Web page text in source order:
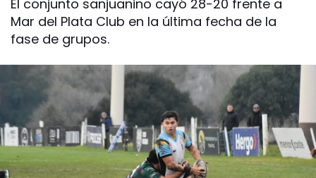
El conjunto sanjuanino cayó 28-20 frente a
Mar del Plata Club en la última fecha de la
fase de grupos.